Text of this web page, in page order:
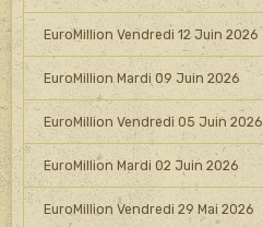
EuroMillion Vendredi 12 Juin 2026
EuroMillion Mardi 09 Juin 2026
EuroMillion Vendredi 05 Juin 2026
EuroMillion Mardi 02 Juin 2026
EuroMillion Vendredi 29 Mai 2026